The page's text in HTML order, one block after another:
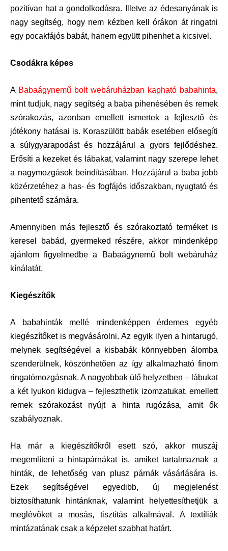
pozitívan hat a gondolkodásra. Illetve az édesanyának is
nagy segítség, hogy nem kézben kell órákon át ringatni
egy pocakfájós babát, hanem együtt pihenhet a kicsivel.
Csodákra képes
A Babaágynemű bolt webáruházban kapható babahinta,
mint tudjuk, nagy segítség a baba pihenésében és remek
szórakozás, azonban emellett ismertek a fejlesztő és
jótékony hatásai is. Koraszülött babák esetében elősegíti
a súlygyarapodást és hozzájárul a gyors fejlődéshez.
Erősíti a kezeket és lábakat, valamint nagy szerepe lehet
a nagymozgások beindításában. Hozzájárul a baba jobb
közérzetéhez a has- és fogfájós időszakban, nyugtató és
pihentető számára.
Amennyiben más fejlesztő és szórakoztató terméket is
keresel babád, gyermeked részére, akkor mindenképp
ajánlom figyelmedbe a Babaágynemű bolt webáruház
kínálatát.
Kiegészítők
A babahinták mellé mindenképpen érdemes egyéb
kiegészítőket is megvásárolni. Az egyik ilyen a hintarugó,
melynek segítségével a kisbabák könnyebben álomba
szenderülnek, köszönhetően az így alkalmazható finom
ringatómozgásnak. A nagyobbak ülő helyzetben – lábukat
a két lyukon kidugva – fejleszthetik izomzatukat, emellett
remek szórakozást nyújt a hinta rugózása, amit ők
szabályoznak.
Ha már a kiegészítőkről esett szó, akkor muszáj
megemlíteni a hintapárnákat is, amiket tartalmaznak a
hinták, de lehetőség van plusz párnák vásárlására is.
Ezek segítségével egyedibb, új megjelenést
biztosíthatunk hintánknak, valamint helyettesíthetjük a
meglévőket a mosás, tisztítás alkalmával. A textíliák
mintázatának csak a képzelet szabhat határt.